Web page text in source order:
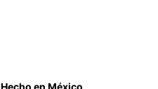
Hecho en México